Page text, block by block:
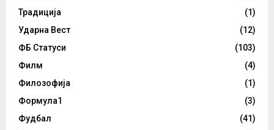
Традиција
(1)
Ударна Вест
(12)
ФБ Статуси
(103)
Филм
(4)
Филозофија
(1)
Формула1
(3)
Фудбал
(41)